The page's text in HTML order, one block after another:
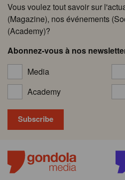
Vous voulez tout savoir sur
(Magazine), nos événements
(Academy)?
Abonnez-vous à nos
Media
Academy